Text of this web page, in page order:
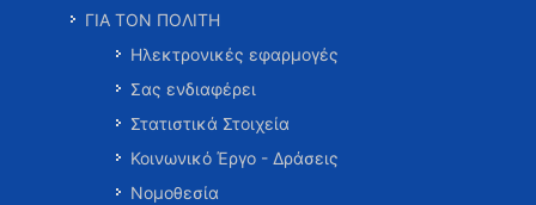
ΓΙΑ ΤΟΝ ΠΟΛΙΤΗ
Ηλεκτρονικές εφαρμογές
Σας ενδιαφέρει
Στατιστικά Στοιχεία
Κοινωνικό Έργο - Δράσεις
Νομοθεσία